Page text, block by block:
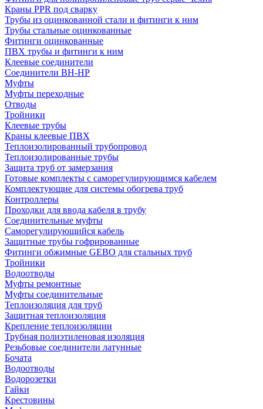
Краны PPR под сварку
Трубы из оцинкованной стали и фитинги к ним
Трубы стальные оцинкованные
Фитинги оцинкованные
ПВХ трубы и фитинги к ним
Клеевые соединители
Соединители ВН-НР
Муфты
Муфты переходные
Отводы
Тройники
Клеевые трубы
Краны клеевые ПВХ
Теплоизолированный трубопровод
Теплоизолированные трубы
Защита труб от замерзания
Готовые комплекты с саморегулирующимся кабелем
Комплектующие для системы обогрева труб
Контроллеры
Проходки для ввода кабеля в трубу
Соединительные муфты
Саморегулирующийся кабель
Защитные трубы гофрированные
Фитинги обжимные GEBO для стальных труб
Тройники
Водоотводы
Муфты ремонтные
Муфты соединительные
Теплоизоляция для труб
Защитная теплоизоляция
Крепление теплоизоляции
Трубная полиэтиленовая изоляция
Резьбовые соединители латунные
Бочата
Водоотводы
Водорозетки
Гайки
Крестовины